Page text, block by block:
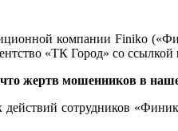
компании Finiko
«ТК Город» со
жертв мошенников в
действий сотрудников